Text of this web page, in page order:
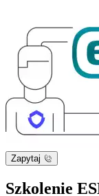
Zapytaj
Szkolenie